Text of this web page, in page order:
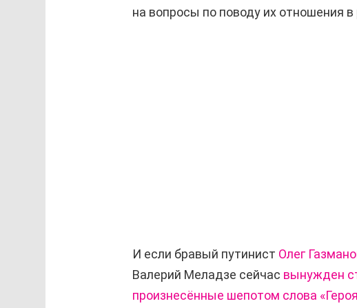
на вопросы по поводу их отношения
И если бравый путинист Олег
Валерий Меладзе сейчас вынужден
произнесённые шепотом слова